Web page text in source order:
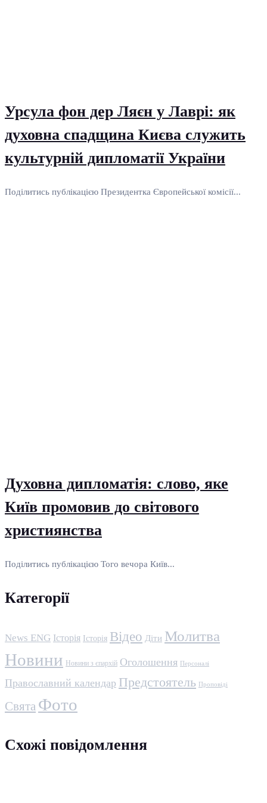
Урсула фон дер Ляєн у Лаврі: як
духовна спадщина Києва служить
культурній дипломатії України
Поділитись публікацією Президентка Європейської комісії...
Духовна дипломатія: слово, яке
Київ промовив до світового
християнства
Поділитись публікацією Того вечора Київ...
Категорії
News ENG Історія Історія Відео Діти Молитва
Новини Новини з єпархій Оголошення Персоналі
Православний календар Предстоятель Проповіді
Свята Фото
Схожі повідомлення